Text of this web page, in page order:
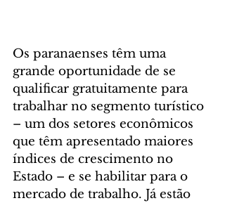
Os paranaenses têm uma
grande oportunidade de se
qualificar gratuitamente para
trabalhar no segmento turístico
– um dos setores econômicos
que têm apresentado maiores
índices de crescimento no
Estado – e se habilitar para o
mercado de trabalho. Já estão